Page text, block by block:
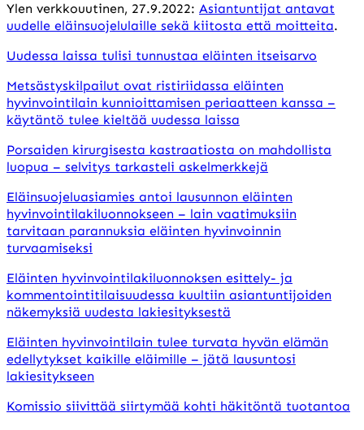
Ylen verkkouutinen, 27.9.2022: Asiantuntijat antavat
uudelle eläinsuojelulaille sekä kiitosta että moitteita.
Uudessa laissa tulisi tunnustaa eläinten itseisarvo
Metsästyskilpailut ovat ristiriidassa eläinten
hyvinvointilain kunnioittamisen periaatteen kanssa –
käytäntö tulee kieltää uudessa laissa
Porsaiden kirurgisesta kastraatiosta on mahdollista
luopua – selvitys tarkasteli askelmerkkejä
Eläinsuojeluasiamies antoi lausunnon eläinten
hyvinvointilakiluonnokseen – lain vaatimuksiin
tarvitaan parannuksia eläinten hyvinvoinnin
turvaamiseksi
Eläinten hyvinvointilakiluonnoksen esittely- ja
kommentointitilaisuudessa kuultiin asiantuntijoiden
näkemyksiä uudesta lakiesityksestä
Eläinten hyvinvointilain tulee turvata hyvän elämän
edellytykset kaikille eläimille – jätä lausuntosi
lakiesitykseen
Komissio siivittää siirtymää kohti häkitöntä tuotantoa